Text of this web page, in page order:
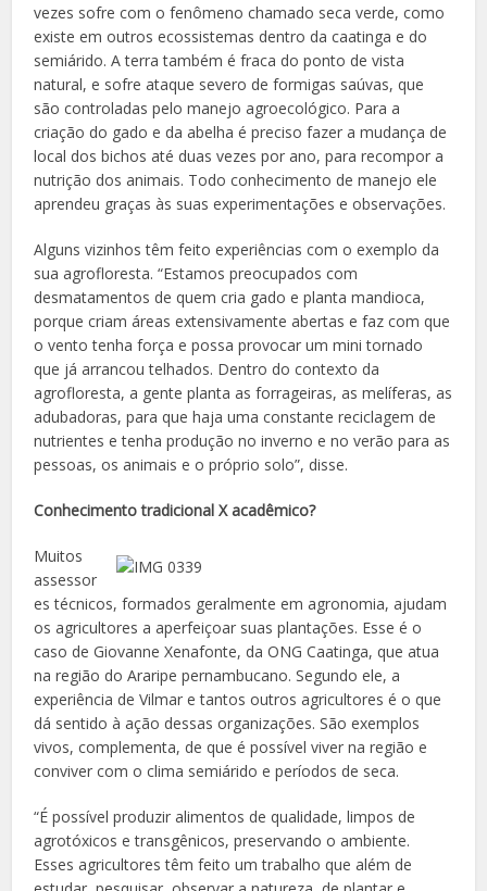
vezes sofre com o fenômeno chamado seca verde, como
existe em outros ecossistemas dentro da caatinga e do
semiárido. A terra também é fraca do ponto de vista
natural, e sofre ataque severo de formigas saúvas, que
são controladas pelo manejo agroecológico. Para a
criação do gado e da abelha é preciso fazer a mudança de
local dos bichos até duas vezes por ano, para recompor a
nutrição dos animais. Todo conhecimento de manejo ele
aprendeu graças às suas experimentações e observações.
Alguns vizinhos têm feito experiências com o exemplo da
sua agrofloresta. “Estamos preocupados com
desmatamentos de quem cria gado e planta mandioca,
porque criam áreas extensivamente abertas e faz com que
o vento tenha força e possa provocar um mini tornado
que já arrancou telhados. Dentro do contexto da
agrofloresta, a gente planta as forrageiras, as melíferas, as
adubadoras, para que haja uma constante reciclagem de
nutrientes e tenha produção no inverno e no verão para as
pessoas, os animais e o próprio solo”, disse.
Conhecimento tradicional X acadêmico?
Muitos
assessor
es técnicos, formados geralmente em agronomia, ajudam
os agricultores a aperfeiçoar suas plantações. Esse é o
caso de Giovanne Xenafonte, da ONG Caatinga, que atua
na região do Araripe pernambucano. Segundo ele, a
experiência de Vilmar e tantos outros agricultores é o que
dá sentido à ação dessas organizações. São exemplos
vivos, complementa, de que é possível viver na região e
conviver com o clima semiárido e períodos de seca.
“É possível produzir alimentos de qualidade, limpos de
agrotóxicos e transgênicos, preservando o ambiente.
Esses agricultores têm feito um trabalho que além de